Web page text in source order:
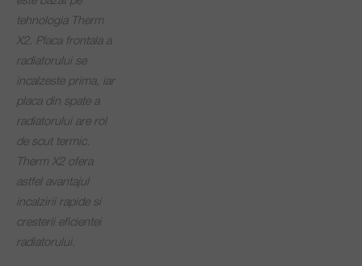
tehnologia Therm
X2. Placa frontala a
radiatorului se
incalzeste prima, iar
placa din spate a
radiatorului are rol
de scut termic.
Therm X2 ofera
astfel avantajul
incalzirii rapide si
cresterii eficientei
radiatorului.